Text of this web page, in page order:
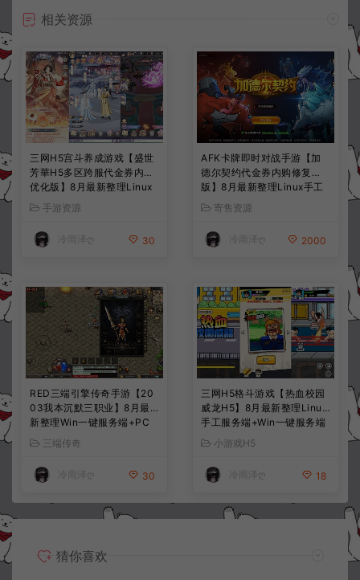
相关资源
三网H5宫斗养成游戏【盛世
芳華H5多区跨服代金券内购
优化版】8月最新整理Linux
手工服务端+CDK授权后台
+全资源安卓+详细搭建教程
+视频教程
手游资源
冷雨泽ღ 30
AFK卡牌即时对战手游【加
德尔契约代金券内购修复
版】8月最新整理Linux手工
服务端+前后端全套源码+CD
K授权后台+安卓苹果双端
+详细搭建教程+视频教程
寄售资源
冷雨泽ღ 2000
RED三端引擎传奇手游【20
03我本沉默三职业】8月最
新整理Win一键服务端+PC
安卓+详细搭建教程
三端传奇
冷雨泽ღ 30
三网H5格斗游戏【热血校园
威龙H5】8月最新整理Linux
手工服务端+Win一键服务端
+解压即玩+简易安卓客户端
+详细搭建教程
小游戏H5
冷雨泽ღ 18
猜你喜欢